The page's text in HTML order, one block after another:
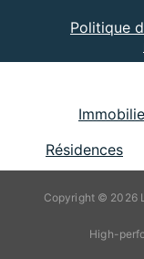
Politique
Résidences
Copyright © 2026
High-